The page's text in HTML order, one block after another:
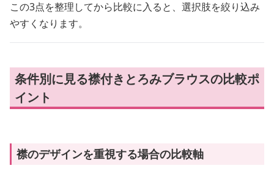
この3点を整理してから比較に入ると、選択肢を絞り込み
やすくなります。
条件別に見る襟付きとろみブラウスの比較ポ
イント
襟のデザインを重視する場合の比較軸